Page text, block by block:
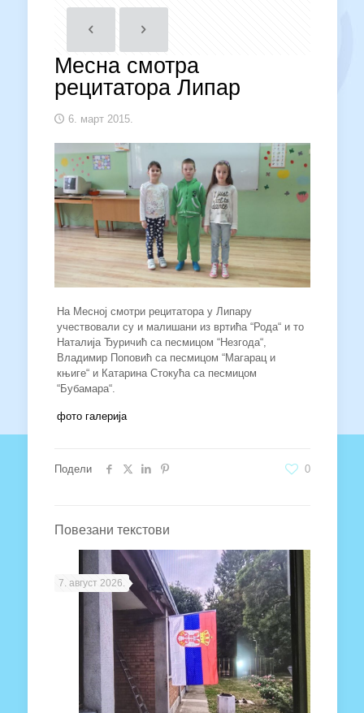
Месна смотра
рецитатора Липар
6. март 2015.
На Месној смотри рецитатора у Липару
учествовали су и малишани из вртића “Рода“ и то
Наталија Ђуричић са песмицом “Незгода“,
Владимир Поповић са песмицом “Магарац и
књиге“ и Катарина Стокућа са песмицом
“Бубамара“.
фото галерија
Подели 0
Повезани текстови
7. август 2026.